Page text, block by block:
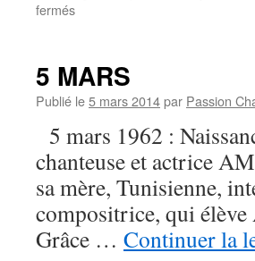
ferméssur
5 MARS
Publié le5 mars 2014par Passion
5 mars 1962 :
chanteuse et actrice
sa mère, Tunisienne,
compositrice, qui
Grâce … Continuer la